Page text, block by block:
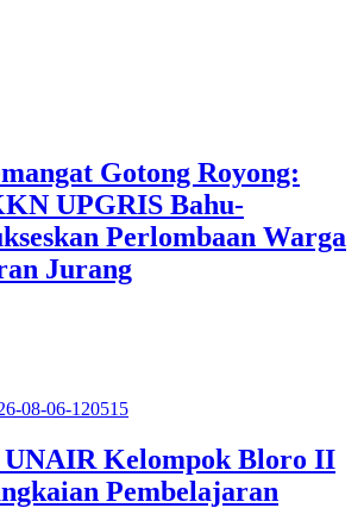
Gotong Royong:
UPGRIS Bahu-
Perlombaan Warga
Jurang
Kelompok Bloro II
Pembelajaran